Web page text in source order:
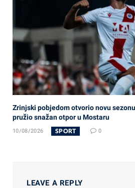
Zrinjski pobjedom otvorio novu
pružio snažan otpor u Mostaru
10/08/2026 SPORT 0
LEAVE A REPLY